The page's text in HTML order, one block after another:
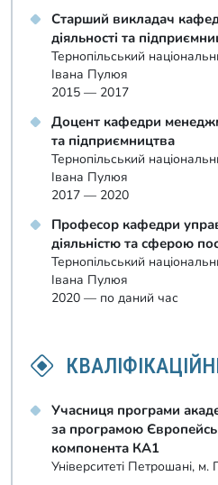
Старший викладач
діяльності та
Тернопільський
Івана Пулюя
2015 — 2017
Доцент кафедри
та підприємництва
Тернопільський
Івана Пулюя
2017 — 2020
Професор кафедри
діяльністю та сферою
Тернопільський
Івана Пулюя
2020 — по даний час
Учасниця програми
за програмою
компонента КА1
Університеті Петрошані,